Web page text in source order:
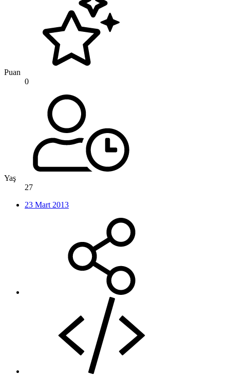
Puan
0
Yaş
27
23 Mart 2013